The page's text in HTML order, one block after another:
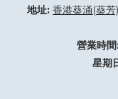
地址: 香港葵涌(葵
營業時
星期